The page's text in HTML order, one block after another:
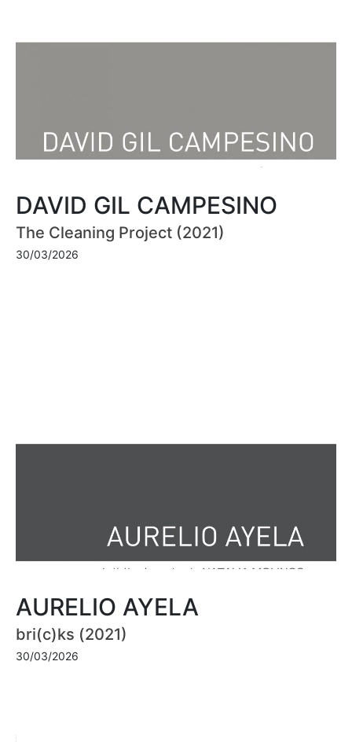
DAVID GIL CAMPESINO
The Cleaning Project (2021)
30/03/2026
AURELIO AYELA
bri(c)ks (2021)
30/03/2026